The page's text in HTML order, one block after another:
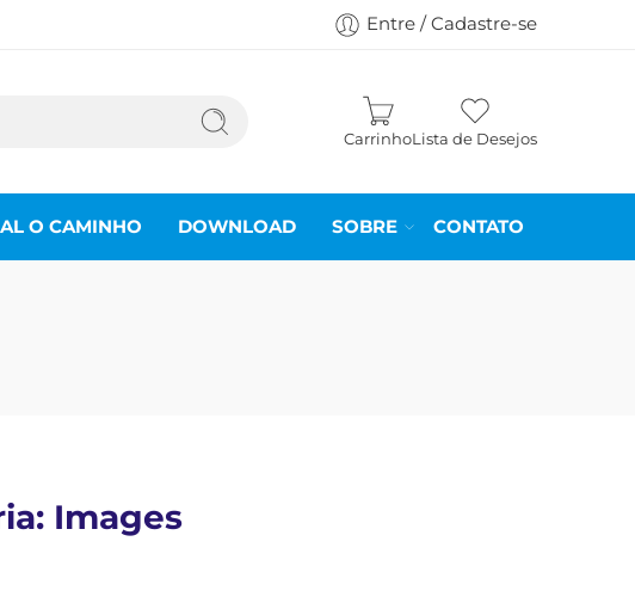
Entre / Cadastre-se
CarrinhoLista de Desejos
O CAMINHO DOWNLOAD SOBRE CONTATO
Images